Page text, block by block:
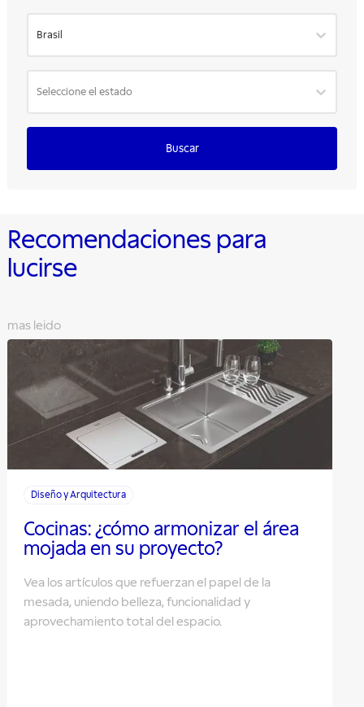
Brasil
Seleccione el estado
Buscar
Recomendaciones para
lucirse
mas leido
Diseño y Arquitectura
Cocinas: ¿cómo armonizar el área
mojada en su proyecto?
Vea los artículos que refuerzan el papel de la
mesada, uniendo belleza, funcionalidad y
aprovechamiento total del espacio.